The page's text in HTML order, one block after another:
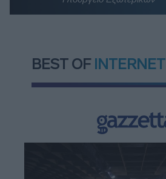
BEST OF INTERNET